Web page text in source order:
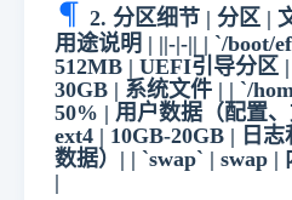
2. 分区细节 | 分区 |
用途说明 | ||-|-|| | `/boot/
512MB | UEFI引导分区 |
30GB | 系统文件 | | `/
50% | 用户数据（配置
ext4 | 10GB-20GB | 日
数据）| | `swap` | swap |
|